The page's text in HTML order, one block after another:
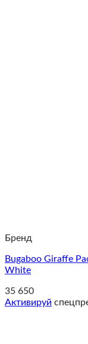
Бренд
Bugaboo Giraffe
White
35 650
Активируй